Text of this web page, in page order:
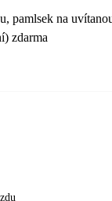
pamlsek na
zdarma